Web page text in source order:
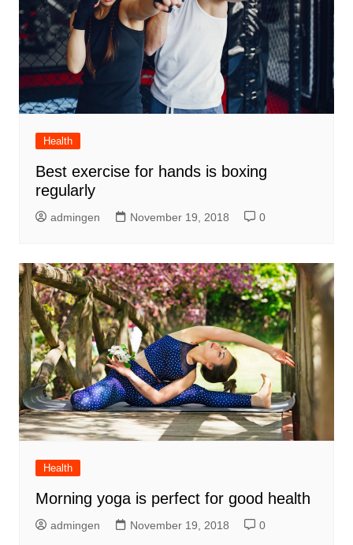
Health
Best exercise for hands is boxing
regularly
admingen November 19, 2018 0
Health
Morning yoga is perfect for good health
admingen November 19, 2018 0